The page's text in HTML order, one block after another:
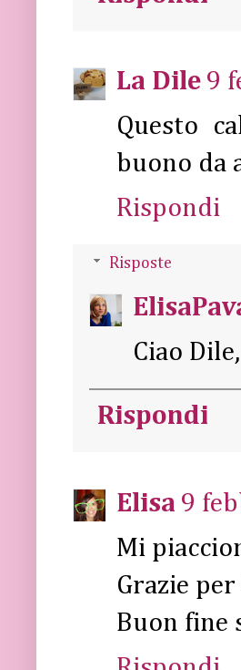
La Dile 9
Questo
buono da
Rispondi
Risposte
Ciao
Rispondi
Elisa 9
Mi
Grazie
Buon fine